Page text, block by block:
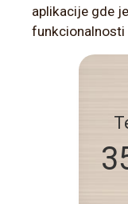
aplikacije gde